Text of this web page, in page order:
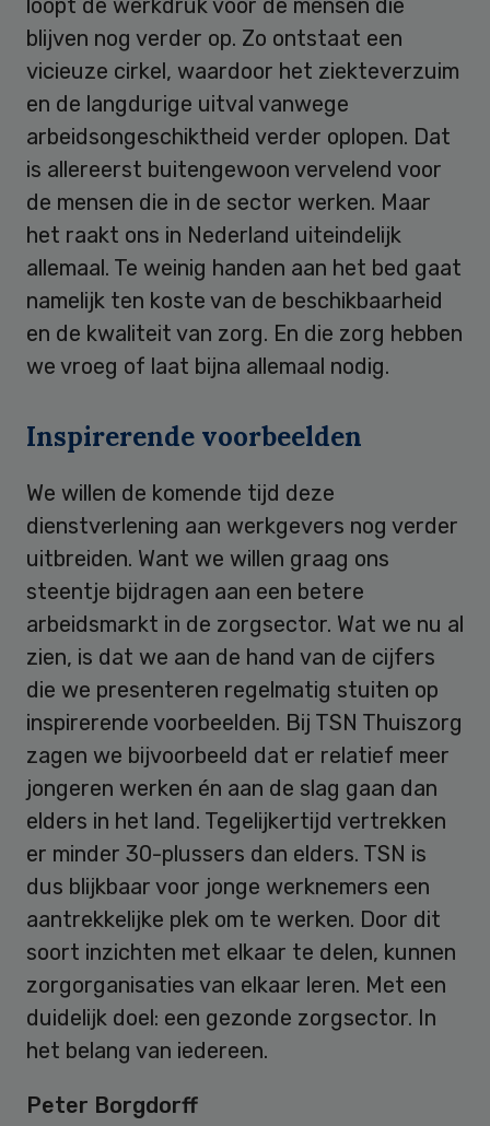
loopt de werkdruk voor de mensen die
blijven nog verder op. Zo ontstaat een
vicieuze cirkel, waardoor het ziekteverzuim
en de langdurige uitval vanwege
arbeidsongeschiktheid verder oplopen. Dat
is allereerst buitengewoon vervelend voor
de mensen die in de sector werken. Maar
het raakt ons in Nederland uiteindelijk
allemaal. Te weinig handen aan het bed gaat
namelijk ten koste van de beschikbaarheid
en de kwaliteit van zorg. En die zorg hebben
we vroeg of laat bijna allemaal nodig.
Inspirerende voorbeelden
We willen de komende tijd deze
dienstverlening aan werkgevers nog verder
uitbreiden. Want we willen graag ons
steentje bijdragen aan een betere
arbeidsmarkt in de zorgsector. Wat we nu al
zien, is dat we aan de hand van de cijfers
die we presenteren regelmatig stuiten op
inspirerende voorbeelden. Bij TSN Thuiszorg
zagen we bijvoorbeeld dat er relatief meer
jongeren werken én aan de slag gaan dan
elders in het land. Tegelijkertijd vertrekken
er minder 30-plussers dan elders. TSN is
dus blijkbaar voor jonge werknemers een
aantrekkelijke plek om te werken. Door dit
soort inzichten met elkaar te delen, kunnen
zorgorganisaties van elkaar leren. Met een
duidelijk doel: een gezonde zorgsector. In
het belang van iedereen.
Peter Borgdorff